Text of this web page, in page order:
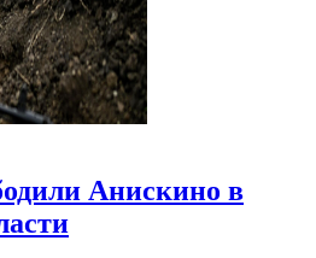
Анискино в